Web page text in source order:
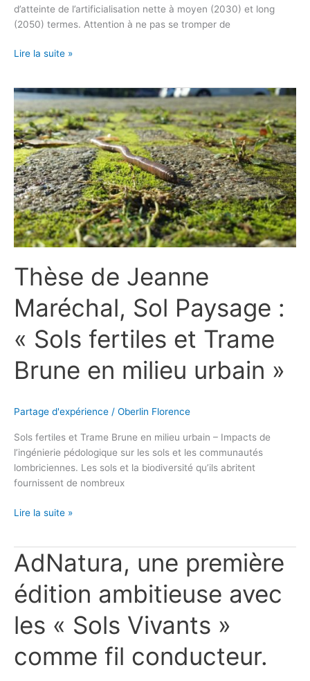
d’atteinte de l’artificialisation nette à moyen (2030) et long
(2050) termes. Attention à ne pas se tromper de
Lire la suite »
Thèse de Jeanne
Maréchal, Sol Paysage :
« Sols fertiles et Trame
Brune en milieu urbain »
Partage d'expérience / Oberlin Florence
Sols fertiles et Trame Brune en milieu urbain – Impacts de
l’ingénierie pédologique sur les sols et les communautés
lombriciennes. Les sols et la biodiversité qu’ils abritent
fournissent de nombreux
Thèse
de
Jeanne
Maréchal,
Sol
Paysage
:
« Sols
fertiles
et
Trame
urbain »
Lire la suite »
AdNatura, une première
édition ambitieuse avec
les « Sols Vivants »
comme fil conducteur.
AdNatura,
une
première
édition
ambitieuse
avec
« Sols